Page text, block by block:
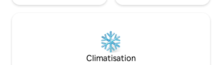
Climatisation